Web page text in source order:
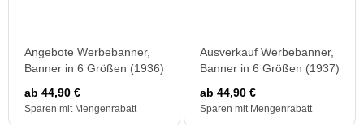
Angebote Werbebanner,
Banner in 6 Größen (1936)
ab 44,90 €
Sparen mit Mengenrabatt
Ausverkauf Werbebanner,
Banner in 6 Größen (1937)
ab 44,90 €
Sparen mit Mengenrabatt